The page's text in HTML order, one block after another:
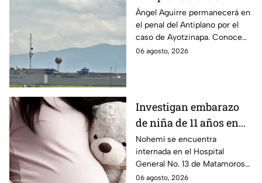
permanecerá Ángel
Aguirre por caso
Ayotzinapa
Ángel Aguirre permanecerá en
el penal del Antiplano por el
caso de Ayotzinapa. Conoce
dónde está, cómo es esta
06 agosto, 2026
Investigan embarazo
de niña de 11 años en
Matamoros,
Tamaulipas; ¿qué pasó
con Nohemí?
Nohemí se encuentra
internada en el Hospital
General No. 13 de Matamoros
tras complicaciones por un
06 agosto, 2026